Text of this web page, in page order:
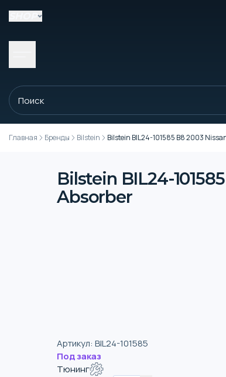
Главная Бренды Bilstein Bilstein BIL24-101585 B8 2003
Bilstein BIL24-
Absorber
Артикул: BIL24-101585
Под заказ
Тюнинг